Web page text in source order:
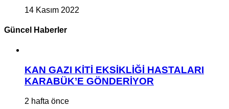
14 Kasım 2022
Güncel Haberler
KAN GAZI KİTİ EKSİKLİĞİ HASTALARI
KARABÜK’E GÖNDERİYOR
2 hafta önce